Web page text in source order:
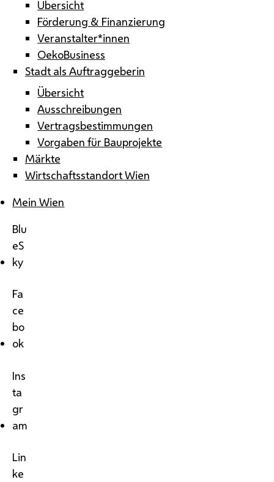
Übersicht
Förderung & Finanzierung
Veranstalter*innen
OekoBusiness
Stadt als Auftraggeberin
Übersicht
Ausschreibungen
Vertragsbestimmungen
Vorgaben für Bauprojekte
Märkte
Wirtschaftsstandort Wien
Mein Wien
Blu
eS
ky
Fa
ce
bo
ok
Ins
ta
gr
am
Lin
ke